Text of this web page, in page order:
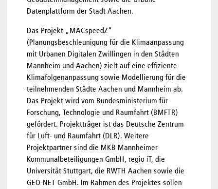
Datenplattform der Stadt Aachen.
Das Projekt „MACspeedZ“
(Planungsbeschleunigung für die Klimaanpassung
mit Urbanen Digitalen Zwillingen in den Städten
Mannheim und Aachen) zielt auf eine effiziente
Klimafolgenanpassung sowie Modellierung für die
teilnehmenden Städte Aachen und Mannheim ab.
Das Projekt wird vom Bundesministerium für
Forschung, Technologie und Raumfahrt (BMFTR)
gefördert. Projektträger ist das Deutsche Zentrum
für Luft- und Raumfahrt (DLR). Weitere
Projektpartner sind die MKB Mannheimer
Kommunalbeteiligungen GmbH, regio iT, die
Universität Stuttgart, die RWTH Aachen sowie die
GEO-NET GmbH. Im Rahmen des Projektes sollen